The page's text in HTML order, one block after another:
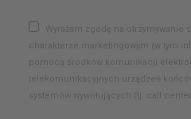
Wyrażam zgodę na otrzymywanie
charakterze marketingowym (w tym
pomocą środków komunikacji
telekomunikacyjnych urządzeń
systemów wywołujących (tj. call